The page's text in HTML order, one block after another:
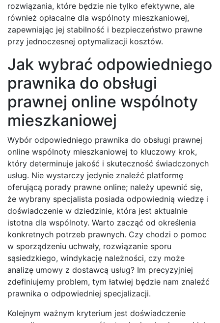
rozwiązania, które będzie nie tylko efektywne, ale
również opłacalne dla wspólnoty mieszkaniowej,
zapewniając jej stabilność i bezpieczeństwo prawne
przy jednoczesnej optymalizacji kosztów.
Jak wybrać odpowiedniego
prawnika do obsługi
prawnej online wspólnoty
mieszkaniowej
Wybór odpowiedniego prawnika do obsługi prawnej
online wspólnoty mieszkaniowej to kluczowy krok,
który determinuje jakość i skuteczność świadczonych
usług. Nie wystarczy jedynie znaleźć platformę
oferującą porady prawne online; należy upewnić się,
że wybrany specjalista posiada odpowiednią wiedzę i
doświadczenie w dziedzinie, która jest aktualnie
istotna dla wspólnoty. Warto zacząć od określenia
konkretnych potrzeb prawnych. Czy chodzi o pomoc
w sporządzeniu uchwały, rozwiązanie sporu
sąsiedzkiego, windykację należności, czy może
analizę umowy z dostawcą usług? Im precyzyjniej
zdefiniujemy problem, tym łatwiej będzie nam znaleźć
prawnika o odpowiedniej specjalizacji.
Kolejnym ważnym kryterium jest doświadczenie